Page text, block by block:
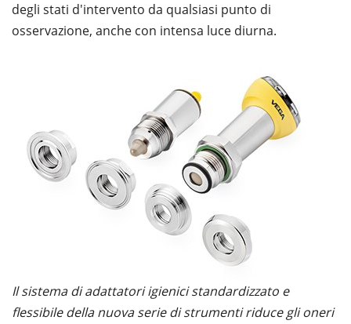
degli stati d'intervento da qualsiasi punto di
osservazione, anche con intensa luce diurna.
Il sistema di adattatori igienici standardizzato e
flessibile della nuova serie di strumenti riduce gli oneri